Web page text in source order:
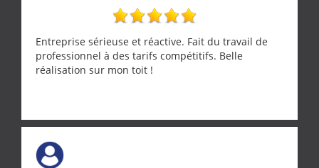
Entreprise sérieuse et réactive. Fait du travail de
professionnel à des tarifs compétitifs. Belle
réalisation sur mon toit !